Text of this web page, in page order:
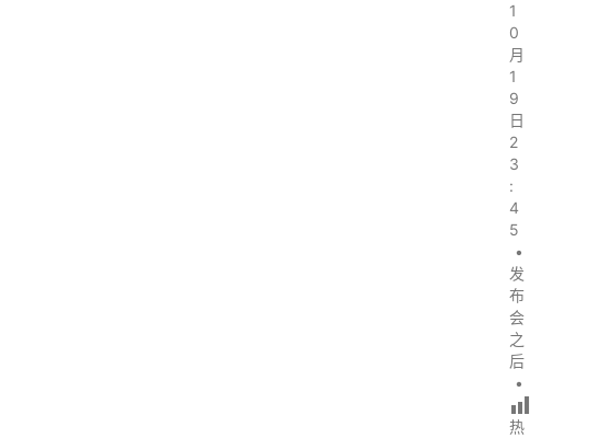
1
0
月
1
9
日
2
3
:
4
5
•
发
布
会
之
后
•
热